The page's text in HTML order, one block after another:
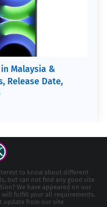
Malaysia &
Release Date,
to know about different
but can not find any good site
We have appeared on our
fulfill your all requirements.
update from our site